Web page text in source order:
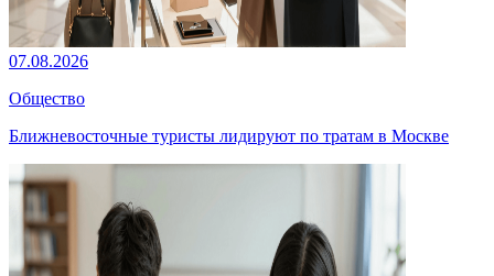
07.08.2026
Общество
Ближневосточные туристы лидируют по тратам в Москве